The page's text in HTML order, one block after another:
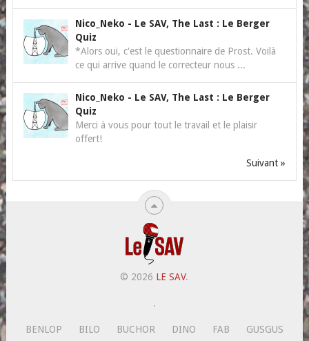
Nico_Neko - Le SAV, The Last : Le Berger
Quiz
*Alors oui, c'est le questionnaire de Prost. Voilà
ce qui arrive quand le correcteur nous ...
Nico_Neko - Le SAV, The Last : Le Berger
Quiz
Merci à vous pour tout le travail et le plaisir
offert!
Suivant »
© 2026 LE SAV.
.
BENLOP BILO BUCHOR DINO FAB
GUSGUS